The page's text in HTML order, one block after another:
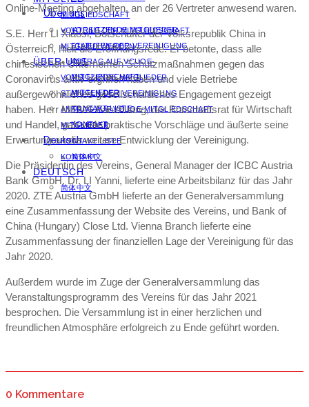
Über uns
VORSITZENDE MITGLIEDER
STATUTEN DER VEREINIGUNG
ANTRAG AUF VCUOE-
MITGLIEDSCHAFT
MITGLIEDER
KONTAKT LISTE
KONTAKT
Deutsch
简体中文
MITGLIEDSCHAFT
VORTEILE DER MITGLIEDSCHAFT
MITGLIED WERDEN
ÜBER UNS
VORSITZENDE MITGLIEDER
STATUTEN DER VEREINIGUNG
ANTRAG AUF VCUOE-MITGLIEDSCHAFT
MITGLIEDER
KONTAKT LISTE
KONTAKT
DEUTSCH
简体中文
Online-Meeting abgehalten, an der 26 Vertreter anwesend waren.
S.E. Herr LI Xiaosi, Botschafter der Volksrepublik China in
Österreich, hielt die Eröffnungsrede. Er betonte, dass alle
chinesischen Unternemen Schutzmaßnahmen gegen das
Coronavirus aktiv ergriffen haben und viele Betriebe
außergewöhnliches gesellschaftliches Engagement gezeigt
haben. Herr MENG Fanzhuang, der Botschaftsrat für Wirtschaft
und Handel, gab viele praktische Vorschläge und äußerte seine
Erwartung an die weitere Entwicklung der Vereinigung.
Die Präsidentin des Vereins, General Manager der ICBC Austria
Bank GmbH, Dr. LI Yanni, lieferte eine Arbeitsbilanz für das Jahr
2020. ZTE Austria GmbH lieferte an der Generalversammlung
eine Zusammenfassung der Website des Vereins, und Bank of
China (Hungary) Close Ltd. Vienna Branch lieferte eine
Zusammenfassung der finanziellen Lage der Vereinigung für das
Jahr 2020.
Außerdem wurde im Zuge der Generalversammlung das
Veranstaltungsprogramm des Vereins für das Jahr 2021
besprochen. Die Versammlung ist in einer herzlichen und
freundlichen Atmosphäre erfolgreich zu Ende geführt worden.
0 Kommentare